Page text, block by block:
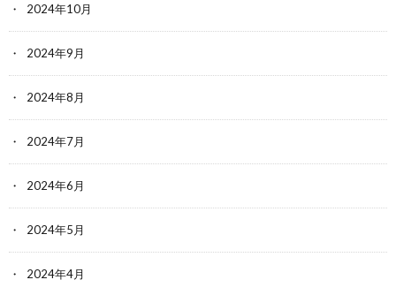
2024年10月
2024年9月
2024年8月
2024年7月
2024年6月
2024年5月
2024年4月